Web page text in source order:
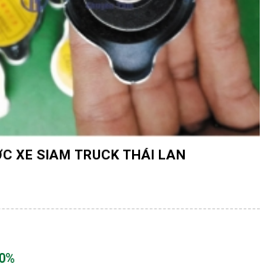
XE SIAM TRUCK THÁI LAN